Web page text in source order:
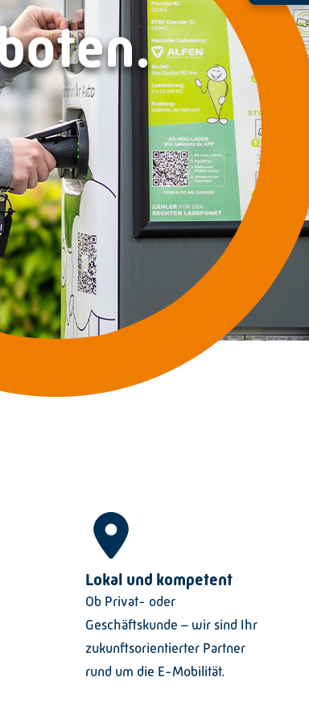
Lokal und kompetent
Ob Privat- oder
Geschäftskunde – wir sind Ihr
zukunftsorientierter Partner
rund um die E-Mobilität.
Zeilenabstand verkleinern
Graustufen
Großer Mauszeiger
Lesehilfe
Links unterstreichen
Animationen ausschalten
Hoher Kontrast